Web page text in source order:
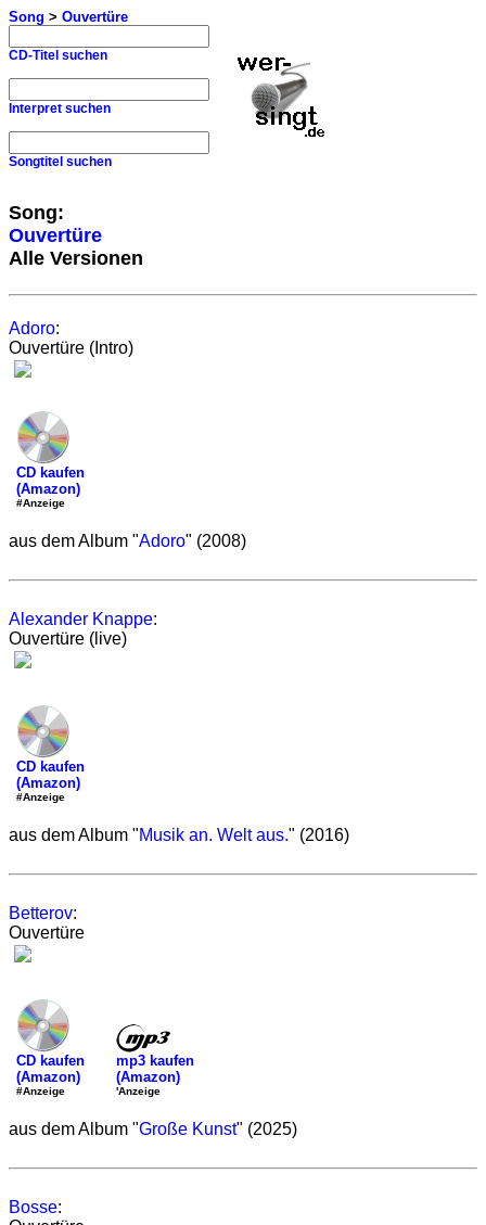
Song > Ouvertüre
CD-Titel suchen
Interpret suchen
Songtitel suchen
Song:
Ouvertüre
Alle Versionen
Adoro:
Ouvertüre (Intro)
CD kaufen
(Amazon)
#Anzeige
aus dem Album "Adoro" (2008)
Alexander Knappe:
Ouvertüre (live)
CD kaufen
(Amazon)
#Anzeige
aus dem Album "Musik an. Welt aus." (2016)
Betterov:
Ouvertüre
CD kaufen
(Amazon)
#Anzeige
mp3 kaufen
(Amazon)
'Anzeige
aus dem Album "Große Kunst" (2025)
Bosse: